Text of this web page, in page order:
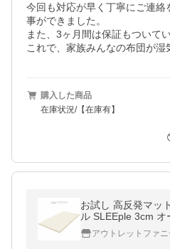
今回も対応が早く丁寧にご連絡
事ができました。
また、3ヶ月間は保証もついて
これで、家族みんなの布団が湿
購入した商品
在庫状況/【在庫有】
お試し 高反発マッ
ル SLEEple 3cm オ
き布団 ベッドマッ
分散 腰痛 肩こり コ
アウトレットファ